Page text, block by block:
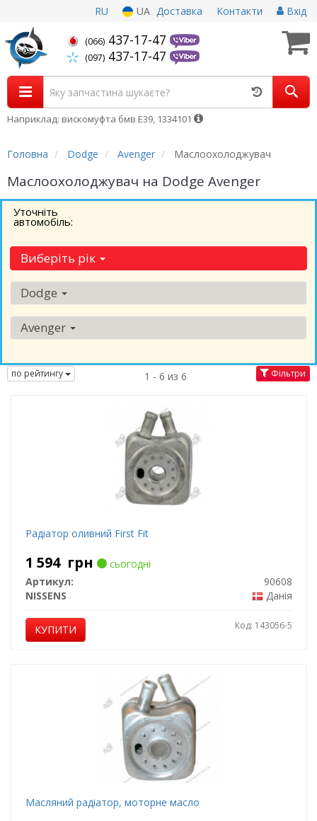
RU UA Доставка Контакти Вхід
(066) 437-17-47
(097) 437-17-47
Наприклад: вискомуфта бмв Е39, 1334101
Головна Dodge Avenger Маслоохолоджувач
Маслоохолоджувач на Dodge Avenger
Уточніть
автомобіль:
Виберіть рік
Dodge
Avenger
по рейтингу 1 - 6 из 6 Фільтри
Радіатор оливний First Fit
1 594 грн
сьогодні
Артикул:
90608
NISSENS
Данія
КУПИТИ Код: 143056-5
Масляний радіатор, моторне масло